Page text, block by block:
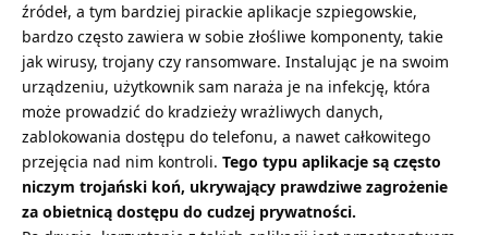
źródeł, a tym bardziej pirackie aplikacje szpiegowskie,
bardzo często zawiera w sobie złośliwe komponenty, takie
jak wirusy, trojany czy ransomware. Instalując je na swoim
urządzeniu, użytkownik sam naraża je na infekcję, która
może prowadzić do kradzieży wrażliwych danych,
zablokowania dostępu do telefonu, a nawet całkowitego
przejęcia nad nim kontroli. Tego typu aplikacje są często
niczym trojański koń, ukrywający prawdziwe zagrożenie
za obietnicą dostępu do cudzej prywatności.